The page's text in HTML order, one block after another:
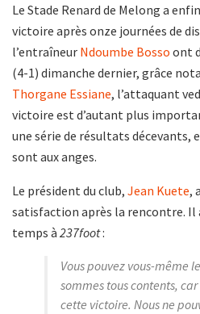
Le Stade Renard de Melong a
victoire après onze journées de
l’entraîneur Ndoumbe Bosso ont
(4-1) dimanche dernier, grâce
Thorgane Essiane, l’attaquant
victoire est d’autant plus
une série de résultats décevants,
sont aux anges.
Le président du club, Jean Kuete,
satisfaction après la rencontre. Il
temps à 237foot:
Vous pouvez vous-même
sommes tous contents,
cette victoire. Nous ne